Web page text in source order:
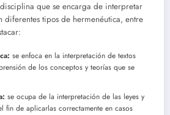
que se encarga de interpretar
diferentes tipos de hermenéutica, entre
se enfoca en la interpretación de textos
de los conceptos y teorías que se
se ocupa de la interpretación de las leyes y
fin de aplicarlas correctamente en casos